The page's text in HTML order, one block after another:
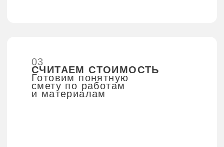
Перейти к прайс-листу →